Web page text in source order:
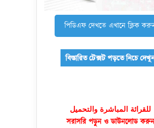
পিডিএফ দেখতে এখানে ক্লিক
للقرائة المباشرة والتحميل
সরাসরি পড়ুন ও ডাউনলোড করুন